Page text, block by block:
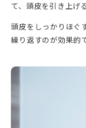
て、頭皮を引き上げ
頭皮をしっかりほぐ
繰り返すのが効果的